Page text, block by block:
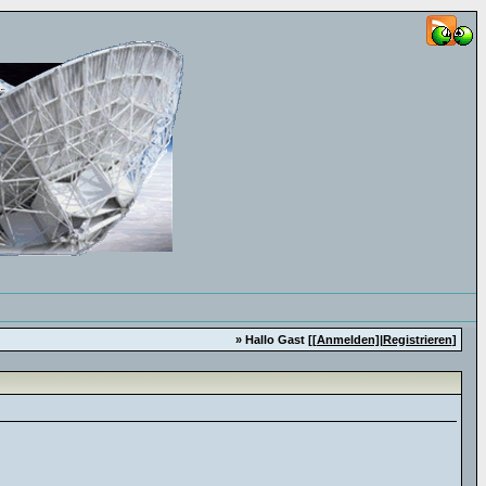
» Hallo Gast [[Anmelden]|Registrieren]